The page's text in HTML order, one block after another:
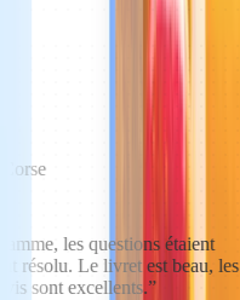
les questions étaient
résolu. Le livret est beau, les
sont excellents.”